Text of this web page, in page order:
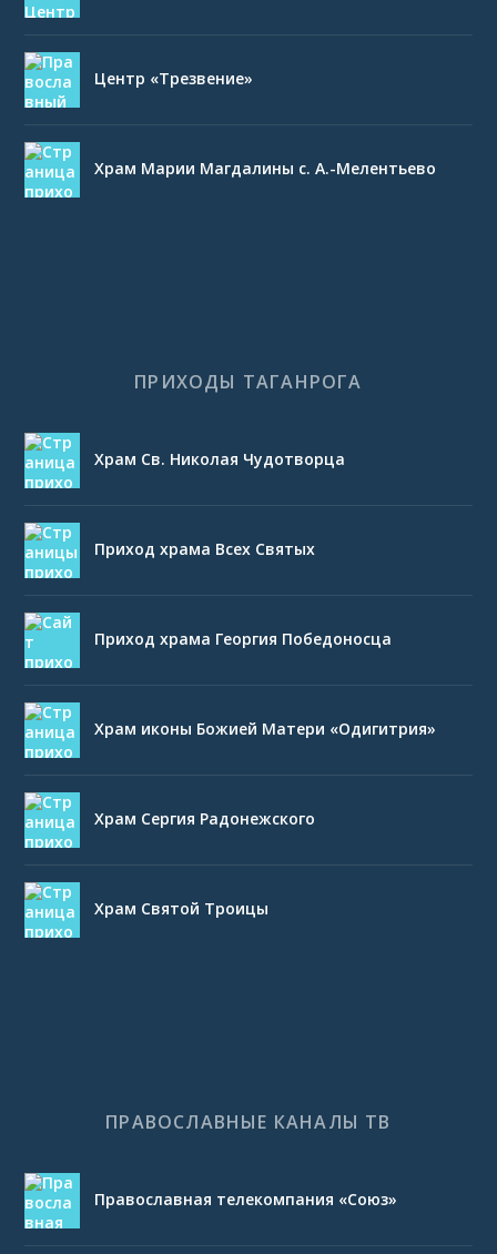
Центр «Трезвение»
Храм Марии Магдалины с. А.-Мелентьево
ПРИХОДЫ ТАГАНРОГА
Храм Св. Николая Чудотворца
Приход храма Всех Святых
Приход храма Георгия Победоносца
Храм иконы Божией Матери «Одигитрия»
Храм Сергия Радонежского
Храм Святой Троицы
ПРАВОСЛАВНЫЕ КАНАЛЫ ТВ
Православная телекомпания «Союз»